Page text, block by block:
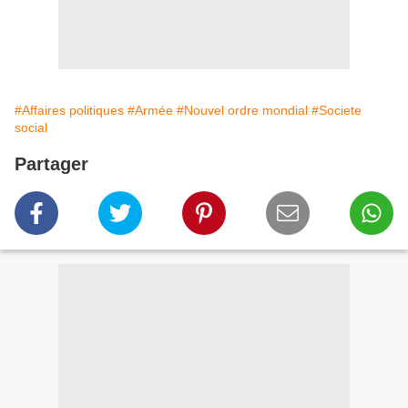
#Affaires politiques #Armée #Nouvel ordre mondial #Societe
social
Partager